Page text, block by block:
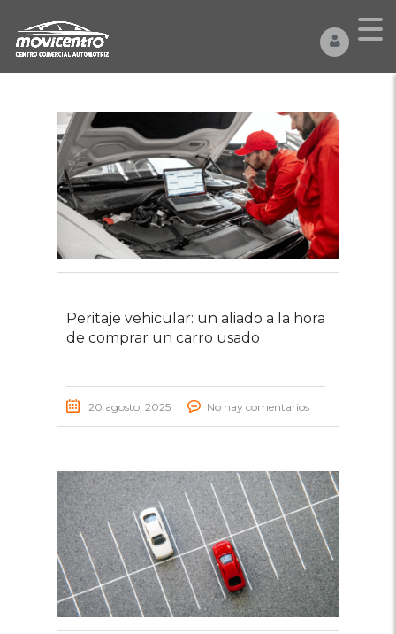
Peritaje vehicular: un aliado a la hora
de comprar un carro usado
20 agosto, 2025 No hay comentarios